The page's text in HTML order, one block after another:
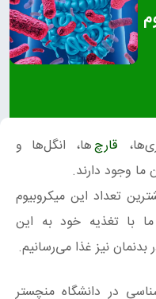
قارچ‌ها، انگل‌ها و
وجود دارند.
تعداد این میکروبیوم
با تغذیه خود به این
بدنمان نیز غذا می‌رسانیم.
در دانشگاه منچستر